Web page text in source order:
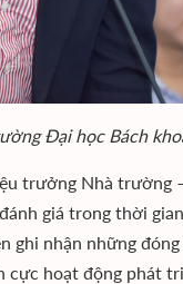
Đại học Bách
trưởng Nhà trường
giá trong thời
nhận những
hoạt động phát